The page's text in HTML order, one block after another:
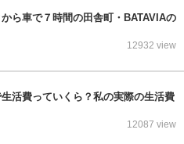
ら車で７時間の田舎町・BATAVIAの
12932 view
活費っていくら？私の実際の生活費
12087 view